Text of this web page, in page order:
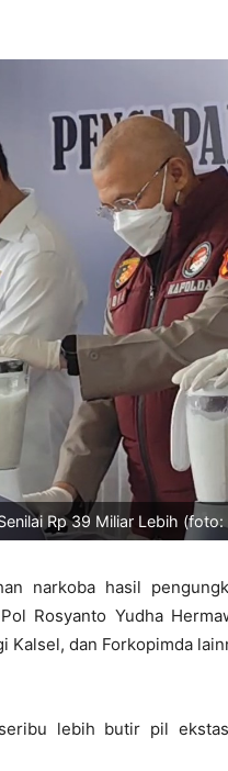
Rp 39 Miliar Lebih
narkoba hasil
Rosyanto Yudha
Kalsel, dan Forkopimda
lebih butir pil